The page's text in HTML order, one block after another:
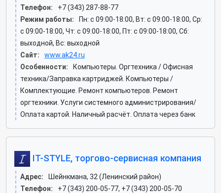
Телефон:
+7 (343) 287-88-77
Режим работы:
Пн: c 09:00-18:00, Вт: c 09:00-18:00, Ср:
c 09:00-18:00, Чт: c 09:00-18:00, Пт: c 09:00-18:00, Сб:
выходной, Вс: выходной
Сайт:
www.ak24.ru
Особенности:
Компьютеры. Оргтехника / Офисная
техника/Заправка картриджей. Компьютеры /
Комплектующие. Ремонт компьютеров. Ремонт
оргтехники. Услуги системного администрирования/
Оплата картой. Наличный расчёт. Оплата через банк
IT-STYLE, торгово-сервисная компания
Адрес:
Шейнкмана, 32 (Ленинский район)
Телефон:
+7 (343) 200-05-77, +7 (343) 200-05-70